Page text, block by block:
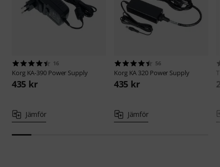
16
Korg KA-390 Power Supply
435 kr
Jämför
56
Korg KA 320 Power Supply
435 kr
Jämför